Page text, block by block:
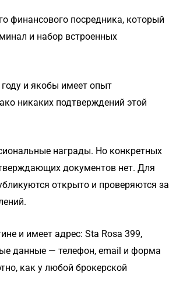
финансового посредника, который
и набор встроенных
и якобы имеет опыт
никаких подтверждений этой
награды. Но конкретных
документов нет. Для
открыто и проверяются за
и имеет адрес: Sta Rosa 399,
данные — телефон, email и форма
как у любой брокерской